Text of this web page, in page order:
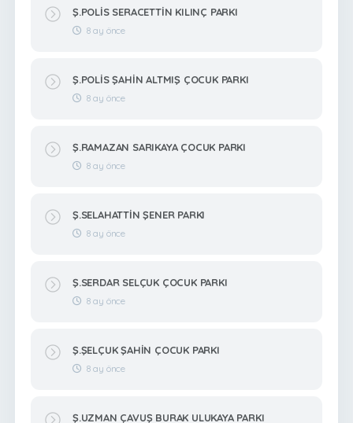
Ş.POLİS SERACETTİN KILINÇ PARKI
8 ay önce
Ş.POLİS ŞAHİN ALTMIŞ ÇOCUK PARKI
8 ay önce
Ş.RAMAZAN SARIKAYA ÇOCUK PARKI
8 ay önce
Ş.SELAHATTİN ŞENER PARKI
8 ay önce
Ş.SERDAR SELÇUK ÇOCUK PARKI
8 ay önce
Ş.ŞELÇUK ŞAHİN ÇOCUK PARKI
8 ay önce
Ş.UZMAN ÇAVUŞ BURAK ULUKAYA PARKI